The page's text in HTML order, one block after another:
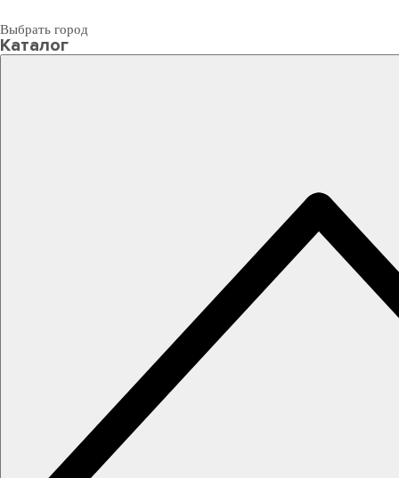
Выбрать город
Каталог